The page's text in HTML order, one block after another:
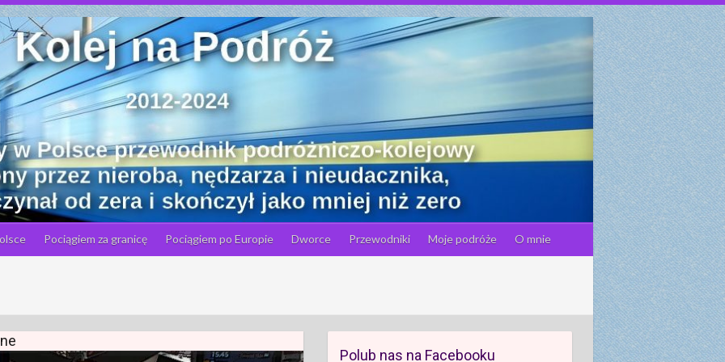
Pociągiem za granicę Pociągiem po Europie Dworce Przewodniki Moje podróże O mnie
Polub nas na Facebooku